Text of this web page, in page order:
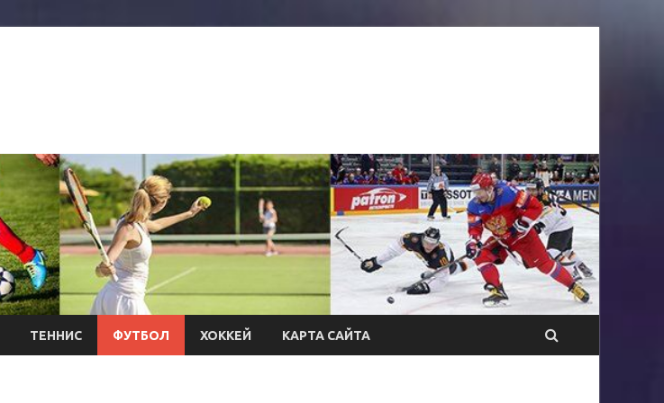
ТЕННИС ФУТБОЛ ХОККЕЙ КАРТА САЙТА